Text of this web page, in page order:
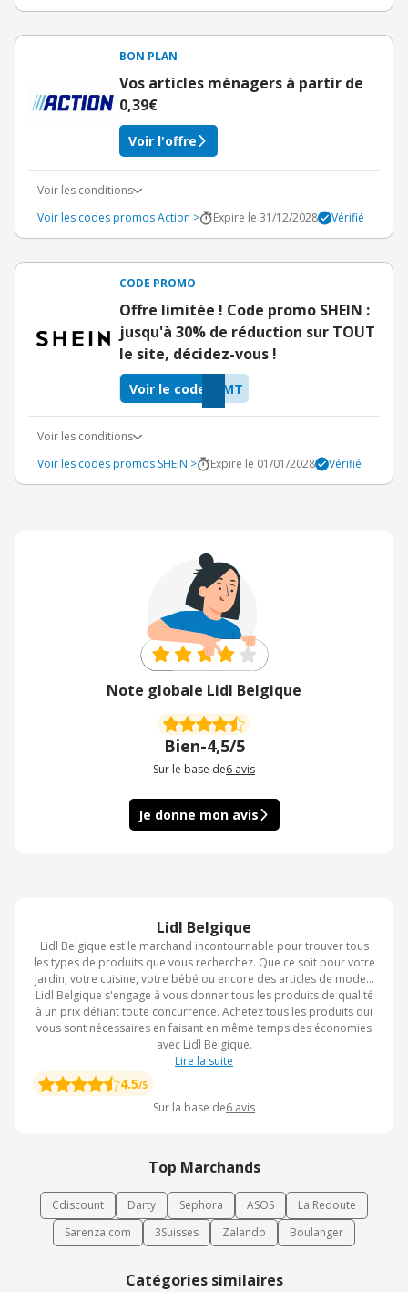
Lidl Belgique
Lidl Belgique est le marchand incontournable pour trouver tous
les types de produits que vous recherchez. Que ce soit pour votre
jardin, votre cuisine, votre bébé ou encore des articles de mode...
Lidl Belgique s'engage à vous donner tous les produits de qualité
à un prix défiant toute concurrence. Achetez tous les produits qui
vous sont nécessaires en faisant en même temps des économies
avec Lidl Belgique.
Lire la suite
4.5/5
Sur la base de6 avis
Top Marchands
Cdiscount Darty Sephora ASOS
La Redoute
Sarenza.com
3Suisses Zalando Boulanger
Catégories similaires
BON PLAN
Vos articles ménagers à partir de
0,39€
Voir l'offre
Voir les conditions
Voir les codes promos Action >
Expire le 31/12/2028 Vérifié
CODE PROMO
Offre limitée ! Code promo SHEIN :
jusqu'à 30% de réduction sur TOUT
le site, décidez-vous !
AMT
Voir le code
Voir les conditions
Voir les codes promos SHEIN >
Expire le 01/01/2028 Vérifié
Note globale Lidl Belgique
Bien-4,5/5
Sur le base de6 avis
Je donne mon avis